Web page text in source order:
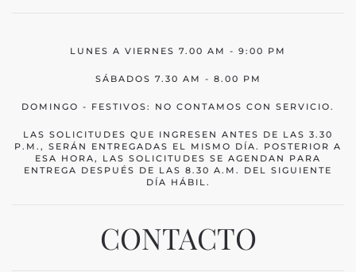
LUNES A VIERNES 7.00 AM - 9:00 PM
SÁBADOS 7.30 AM - 8.00 PM
DOMINGO - FESTIVOS: NO CONTAMOS CON SERVICIO.
LAS SOLICITUDES QUE INGRESEN ANTES DE LAS 3.30
P.M., SERÁN ENTREGADAS EL MISMO DÍA. POSTERIOR A
ESA HORA, LAS SOLICITUDES SE AGENDAN PARA
ENTREGA DESPUÉS DE LAS 8.30 A.M. DEL SIGUIENTE
DÍA HÁBIL.
CONTACTO